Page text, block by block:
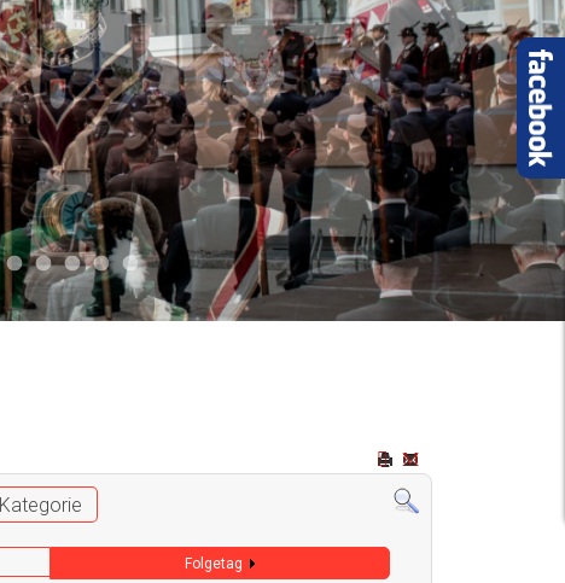
009
Auto 006Start 008Start 005
Start 003Start 006
Folgetag